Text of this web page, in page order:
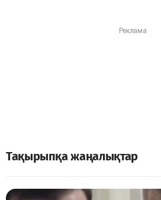
Тақырыпқа жаңалықтар